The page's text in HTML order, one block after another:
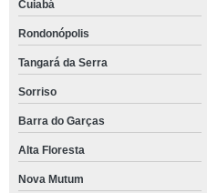
Cuiabá
Rondonópolis
Tangará da Serra
Sorriso
Barra do Garças
Alta Floresta
Nova Mutum